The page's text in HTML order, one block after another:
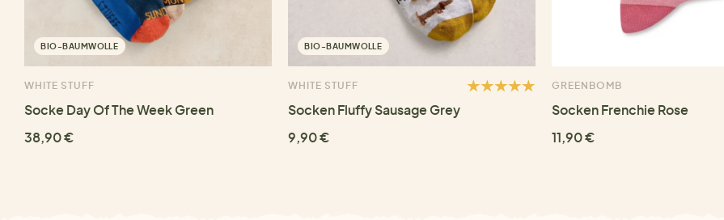
BIO-BAUMWOLLE
WHITE STUFF
Socke Day Of The Week Green
38,90 €
BIO-BAUMWOLLE
WHITE STUFF
Socken Fluffy Sausage Grey
9,90 €
GREENBOMB
Socken Frenchie Rose
11,90 €